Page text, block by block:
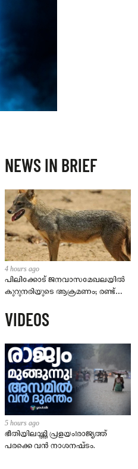
NEWS IN BRIEF
4 hours ago
പിലിക്കോട് ജനവാസമേഖലയിൽ
കുറുനരിയുടെ ആക്രമണം; രണ്ട്
നിർദേശം നൽകി പഞ്ചായത്ത്
VIDEOS
5 hours ago
ഭീതിയിലാഴ്ത്തി പ്രളയം!രാജ്യത്ത്
പരക്കെ വൻ നാശനഷ്ടം.